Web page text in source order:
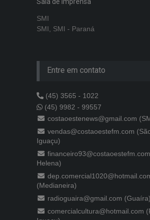
Sala de imprensa
SMI
SMI, SMI - Paraná
Entre em contato
(45) 3565 - 1022
(45) 9982 - 99557
costaoestenews@gmail.com
vendas@costaoestefm.com
Iguaçu)
Helena)
(Medianeira)
radioguaira@gmail.com (Guaíra)
comercialcultura@hotmail.com